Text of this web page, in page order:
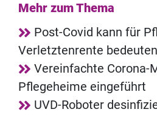
Mehr zum Thema
Post-Covid kann für
Verletztenrente bedeuten
Vereinfachte Corona-
Pflegeheime eingeführt
UVD-Roboter